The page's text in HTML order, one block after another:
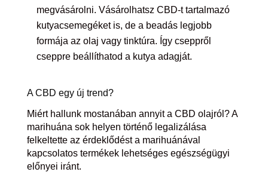
megvásárolni. Vásárolhatsz CBD-t tartalmazó
kutyacsemegéket is, de a beadás legjobb
formája az olaj vagy tinktúra. Így cseppről
cseppre beállíthatod a kutya adagját.
A CBD egy új trend?
Miért hallunk mostanában annyit a CBD olajról? A
marihuána sok helyen történő legalizálása
felkeltette az érdeklődést a marihuánával
kapcsolatos termékek lehetséges egészségügyi
előnyei iránt.